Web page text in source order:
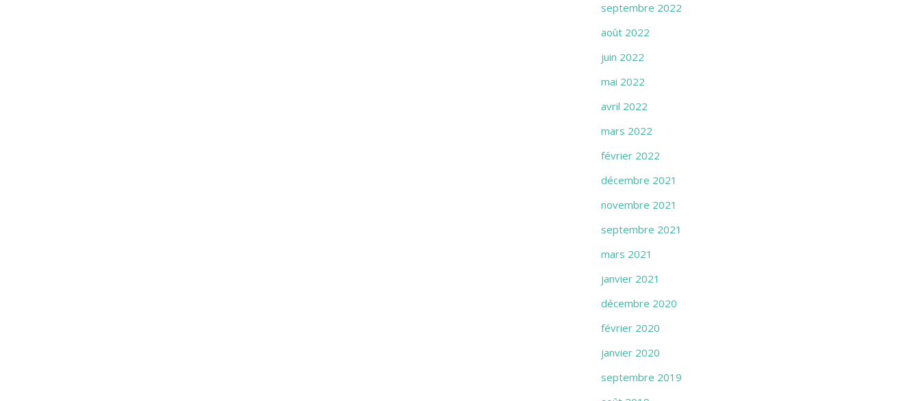
septembre 2022
août 2022
juin 2022
mai 2022
avril 2022
mars 2022
février 2022
décembre 2021
novembre 2021
septembre 2021
mars 2021
janvier 2021
décembre 2020
février 2020
janvier 2020
septembre 2019